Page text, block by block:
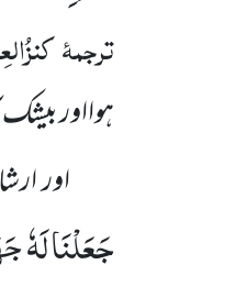
ترجمۂ
ہوااور
اور
جَعَلْنَا